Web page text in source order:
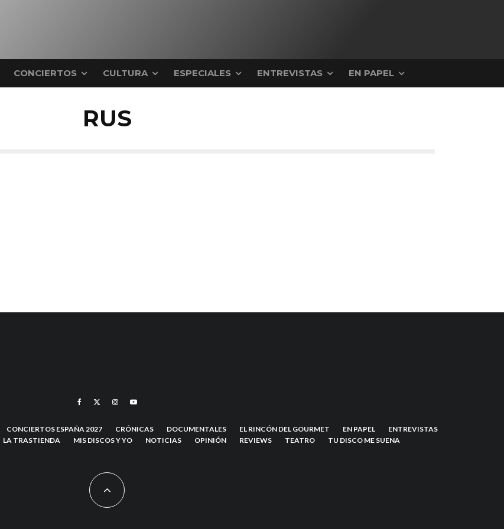
CONCIERTOS CULTURA ESPECIALES ENTREVISTAS EN PAPEL
RUS
CONCIERTOS ESPAÑA 2027 CRÓNICAS DOCUMENTALES EL RINCÓN DEL GOURMET EN PAPEL
ENTREVISTAS
LA TRASTIENDA MIS DISCOS Y YO NOTICIAS OPINIÓN REVIEWS TEATRO TU DISCO ME SUENA